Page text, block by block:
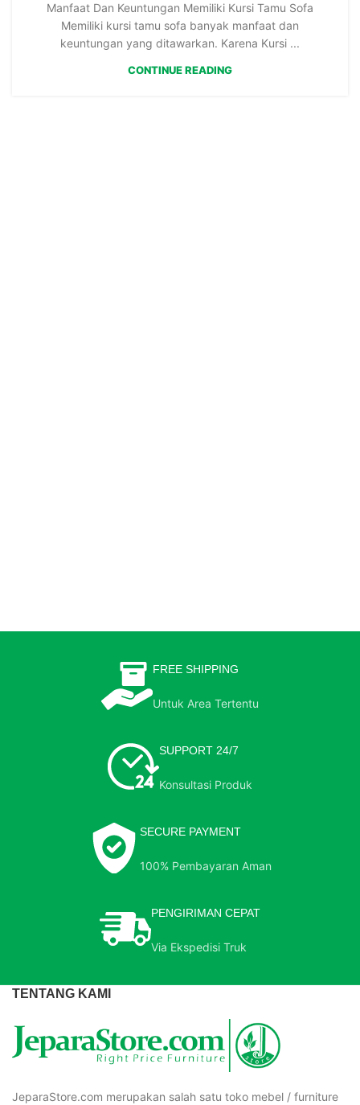
Manfaat Dan Keuntungan Memiliki Kursi Tamu Sofa
Memiliki kursi tamu sofa banyak manfaat dan
keuntungan yang ditawarkan. Karena Kursi ...
CONTINUE READING
FREE SHIPPING
Untuk Area Tertentu
SUPPORT 24/7
Konsultasi Produk
SECURE PAYMENT
100% Pembayaran Aman
PENGIRIMAN CEPAT
Via Ekspedisi Truk
TENTANG KAMI
JeparaStore.com merupakan salah satu toko mebel / furniture